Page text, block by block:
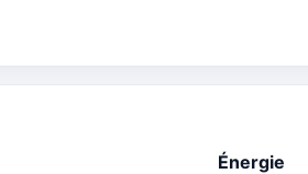
Énergie